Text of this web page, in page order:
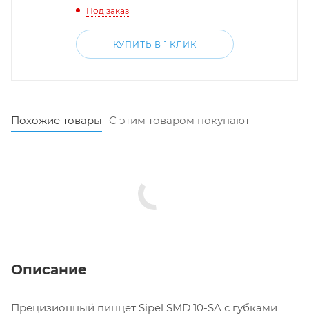
Под заказ
КУПИТЬ В 1 КЛИК
Похожие товары С этим товаром покупают
Описание
Прецизионный пинцет Sipel SMD 10-SA с губками